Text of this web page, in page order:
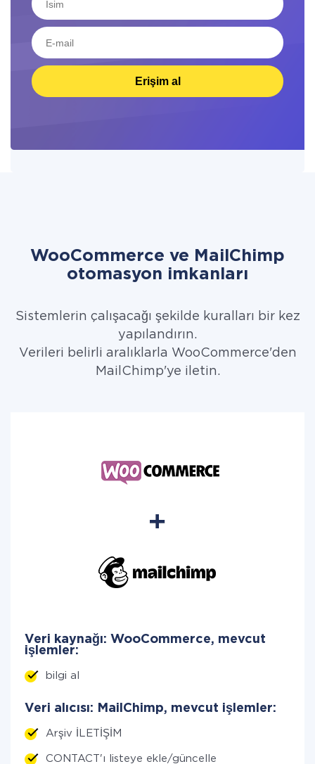
Erişim al
WooCommerce ve MailChimp
otomasyon imkanları
Sistemlerin çalışacağı şekilde kuralları bir kez
yapılandırın.
Verileri belirli aralıklarla WooCommerce'den
MailChimp'ye iletin.
Veri kaynağı: WooCommerce, mevcut
işlemler:
bilgi al
Veri alıcısı: MailChimp, mevcut işlemler:
Arşiv İLETİŞİM
CONTACT'ı listeye ekle/güncelle